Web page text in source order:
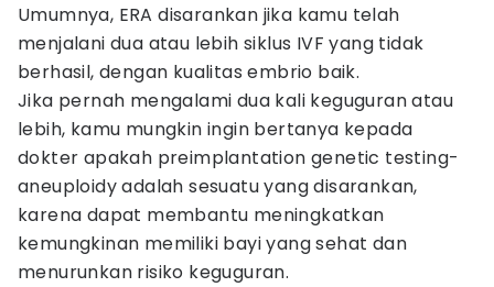
Umumnya, ERA disarankan jika kamu telah
menjalani dua atau lebih siklus IVF yang tidak
berhasil, dengan kualitas embrio baik.
Jika pernah mengalami dua kali keguguran atau
lebih, kamu mungkin ingin bertanya kepada
dokter apakah preimplantation genetic testing-
aneuploidy adalah sesuatu yang disarankan,
karena dapat membantu meningkatkan
kemungkinan memiliki bayi yang sehat dan
menurunkan risiko keguguran.